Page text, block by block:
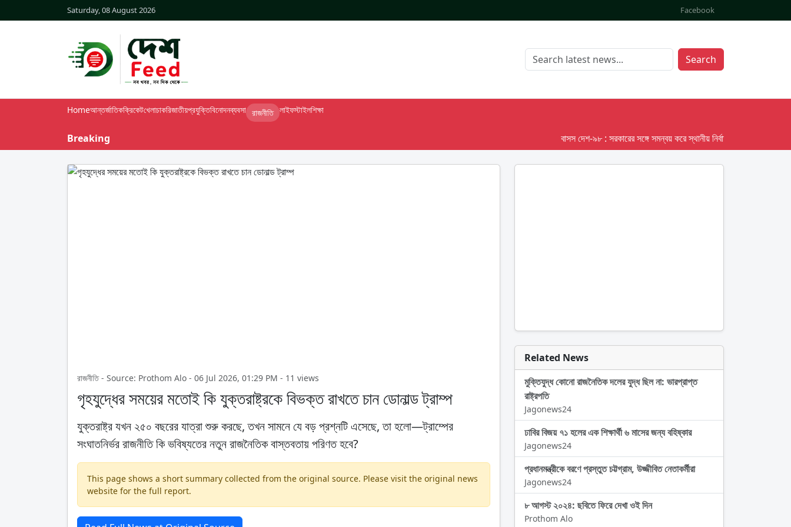
Saturday, 08 August 2026 Facebook
Search
Homeআন্তর্জাতিকক্রিকেটখেলাচাকরিজাতীয়প্রযুক্তিবিনোদনব্যবসা রাজনীতি লাইফস্টাইলশিক্ষা
Breaking বাসস দেশ-৯৮ : সরকারের সঙ্গে সমন্বয় করে স্থানীয় নির্বাচনের তফসিল দেবে ইসি;
রাজনীতি - Source: Prothom Alo - 06 Jul 2026, 01:29 PM - 11 views
গৃহযুদ্ধের সময়ের মতোই কি যুক্তরাষ্ট্রকে বিভক্ত রাখতে চান ডোনাল্ড ট্রাম্প
যুক্তরাষ্ট্র যখন ২৫০ বছরের যাত্রা শুরু করছে, তখন সামনে যে বড় প্রশ্নটি এসেছে, তা হলো—ট্রাম্পের
সংঘাতনির্ভর রাজনীতি কি ভবিষ্যতের নতুন রাজনৈতিক বাস্তবতায় পরিণত হবে?
This page shows a short summary collected from the original source. Please visit the original news
website for the full report.
Related News
মুক্তিযুদ্ধ কোনো রাজনৈতিক দলের যুদ্ধ ছিল না: ভারপ্রাপ্ত
রাষ্ট্রপতি
Jagonews24
ঢাবির বিজয় ৭১ হলের এক শিক্ষার্থী ৬ মাসের জন্য বহিষ্কার
Jagonews24
প্রধানমন্ত্রীকে বরণে প্রস্তুত চট্টগ্রাম, উজ্জীবিত নেতাকর্মীরা
Jagonews24
৮ আগস্ট ২০২৪: ছবিতে ফিরে দেখা ওই দিন
Prothom Alo